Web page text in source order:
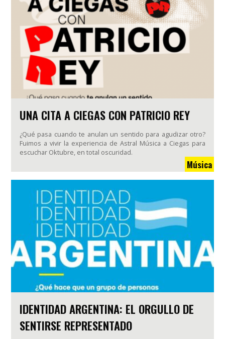
UNA CITA A CIEGAS CON PATRICIO REY
¿Qué pasa cuando te anulan un sentido para agudizar otro?
Fuimos a vivir la experiencia de Astral Música a Ciegas para
escuchar Oktubre, en total oscuridad.
Música
IDENTIDAD ARGENTINA: EL ORGULLO DE
SENTIRSE REPRESENTADO